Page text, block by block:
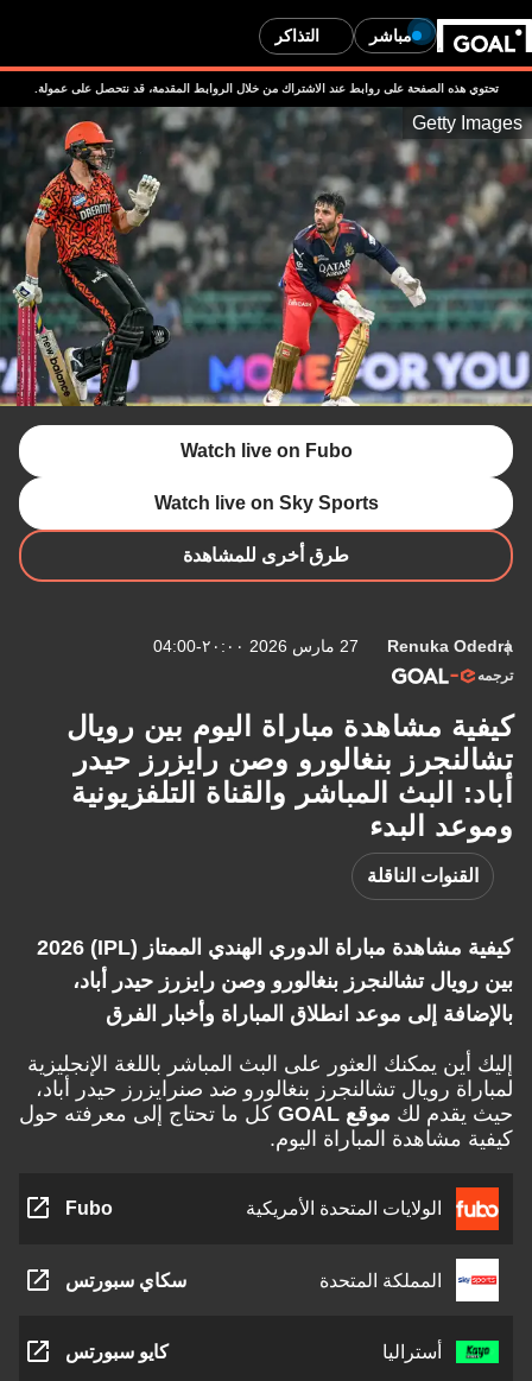
مباشر التذاكر
الصفحة على روابط عند الاشتراك من خلال الروابط المقدمة، قد نتحصل على عمولة.
Getty
Watch live on Fubo
Watch live on Sky Sports
طرق أخرى للمشاهدة
Renuka 27 مارس 2026 ٢٠:٠٠-04:00
مشاهدة مباراة اليوم بين رويال
بنغالورو وصن رايزرز حيدر
البث المباشر والقناة التلفزيونية
البدء
الناقلة
كيفية مشاهدة مباراة الدوري الهندي الممتاز (IPL) 2026
تشالنجرز بنغالورو وصن رايزرز حيدر أباد،
إلى موعد انطلاق المباراة وأخبار الفرق
يمكنك العثور على البث المباشر باللغة الإنجليزية
رويال تشالنجرز بنغالورو ضد صنرايزرز حيدر أباد،
لكموقع GOAL
كل ما تحتاج إلى معرفته حول
المباراة اليوم.
الولايات المتحدة الأمريكية
المملكة المتحدة سكاي سبورتس
أستراليا كايو سبورتس